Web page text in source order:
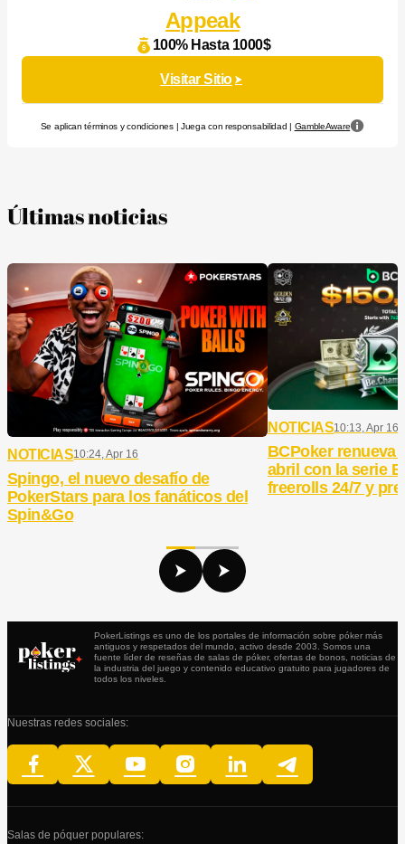
Appeak
100% Hasta 1000$
Visitar Sitio
Se aplican términos y condiciones | Juega con responsabilidad | GambleAware
Últimas noticias
NOTICIAS10:24, Apr 16
Spingo, el nuevo desafío de
PokerStars para los fanáticos del
Spin&Go
NOTICIAS10:13, Apr 16
BCPoker renueva
abril con la serie
freerolls 24/7 y
PokerListings es uno de los portales de información sobre póker más
antiguos y respetados del mundo, activo desde 2003. Somos una
fuente líder de reseñas de salas de póker, ofertas de bonos, noticias de
la industria del juego y contenido educativo gratuito para jugadores de
todos los niveles.
Nuestras redes sociales:
Salas de póquer populares: